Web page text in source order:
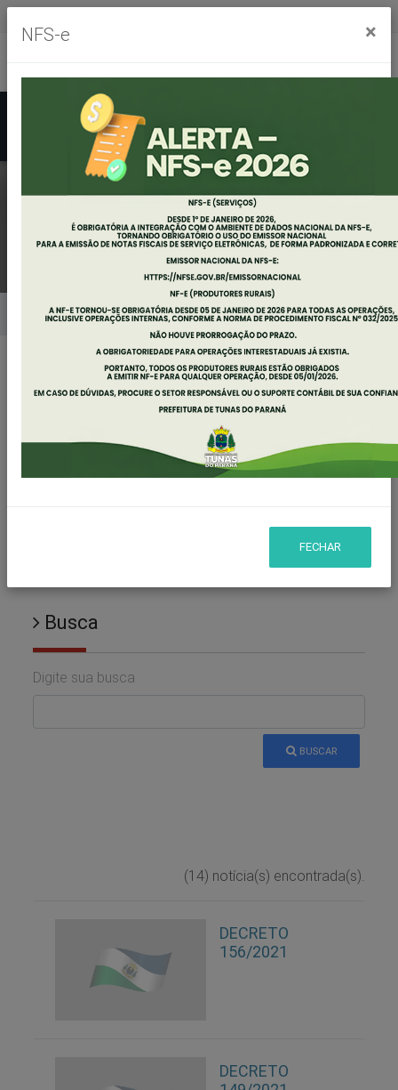
NOTÍCIAS
Home Notícias
Secretarias
SECRETARIA DE PLANEJAMENTO E FINANÇAS
Busca
Digite sua busca
BUSCAR
(14) notícia(s) encontrada(s).
DECRETO
156/2021
DECRETO
NFS-e ×
FECHAR